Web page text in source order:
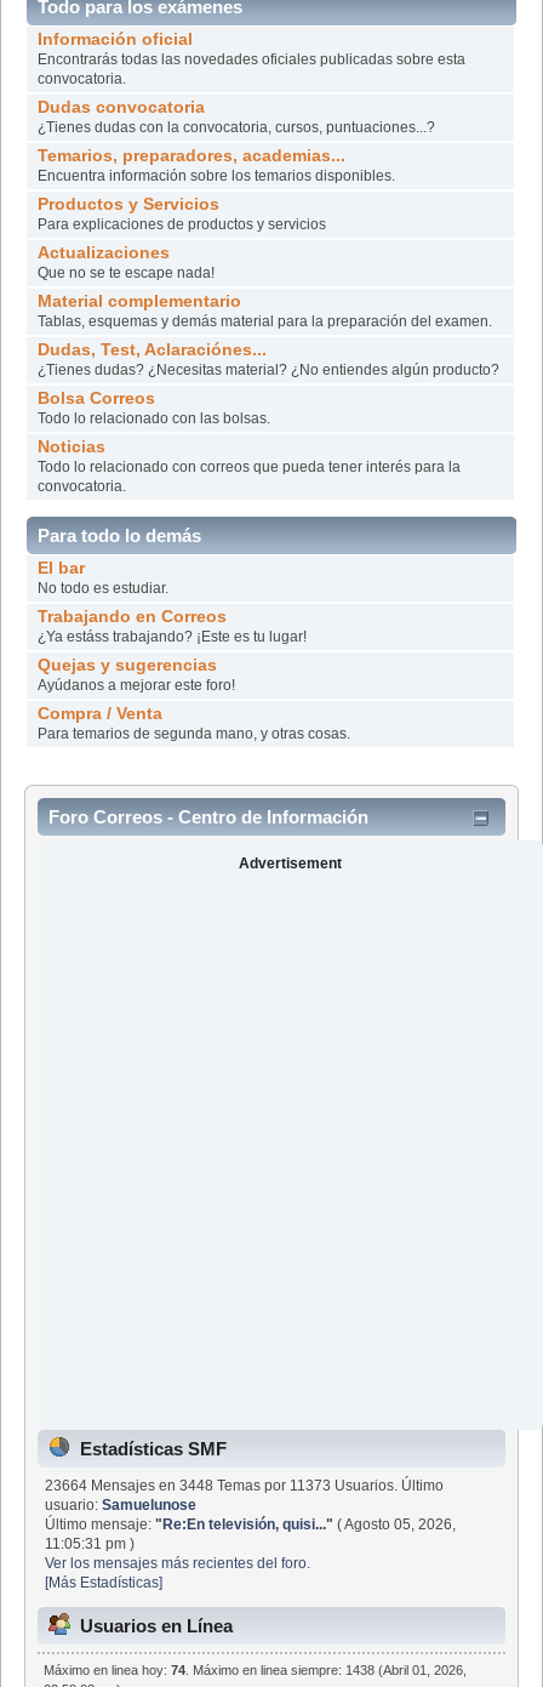
Todo para los exámenes
Información oficial
Encontrarás todas las novedades oficiales publicadas sobre esta
convocatoria.
Dudas convocatoria
¿Tienes dudas con la convocatoria, cursos, puntuaciones...?
Temarios, preparadores, academias...
Encuentra información sobre los temarios disponibles.
Productos y Servicios
Para explicaciones de productos y servicios
Actualizaciones
Que no se te escape nada!
Material complementario
Tablas, esquemas y demás material para la preparación del examen.
Dudas, Test, Aclaraciónes...
¿Tienes dudas? ¿Necesitas material? ¿No entiendes algún producto?
Bolsa Correos
Todo lo relacionado con las bolsas.
Noticias
Todo lo relacionado con correos que pueda tener interés para la
convocatoria.
Para todo lo demás
El bar
No todo es estudiar.
Trabajando en Correos
¿Ya estáss trabajando? ¡Este es tu lugar!
Quejas y sugerencias
Ayúdanos a mejorar este foro!
Compra / Venta
Para temarios de segunda mano, y otras cosas.
Foro Correos - Centro de Información
Advertisement
Estadísticas SMF
23664 Mensajes en 3448 Temas por 11373 Usuarios. Último
usuario:Samuelunose
Último mensaje:"Re:En televisión, quisi..." ( Agosto 05, 2026,
11:05:31 pm )
Ver los mensajes más recientes del foro.
[Más Estadísticas]
Usuarios en Línea
Máximo en linea hoy:74 . Máximo en linea siempre: 1438 (Abril 01, 2026,